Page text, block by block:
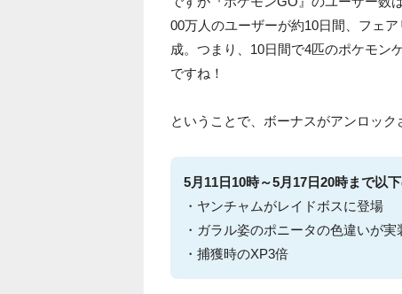
00万人のユーザーが約10日間、フェ
成。つまり、10日間で4匹のポケモン
ですね！
ということで、ボーナスがアンロッ
5月11日10時～5月17日20時まで以
・ヤンチャムがレイドボスに登場
・ガラル姿のポニータの色違いが実
・捕獲時のXP3倍